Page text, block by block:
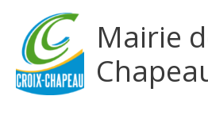
Mairie